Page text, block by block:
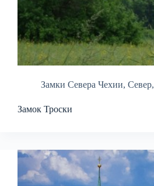
Замки Севера Чехии, Север,
Замок Троски